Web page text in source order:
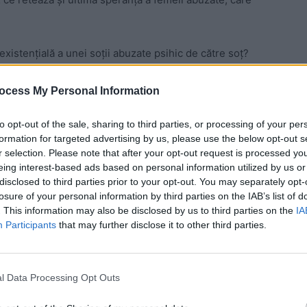
My Personal Information
opt-out of the sale, sharing to third parties, or processing of your
for targeted advertising by us, please use the below opt-out
selection. Please note that after your opt-out request is processed
interest-based ads based on personal information utilized by us
to third parties prior to your opt-out. You may separately
of your personal information by third parties on the IAB’s list of
This information may also be disclosed by us to third parties on the
Participants that may further disclose it to other third parties.
Data Processing Opt Outs
a unei soții abuzate psihic de către soț?
de Tomis. Absurdul e că femeii i se
același arhiepiscop îi va refuza înmormântarea
Advertisement -